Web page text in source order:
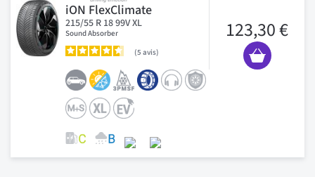
iON FlexClimate
215/55 R 18 99V XL
Sound Absorber
5 avis
123,30 €